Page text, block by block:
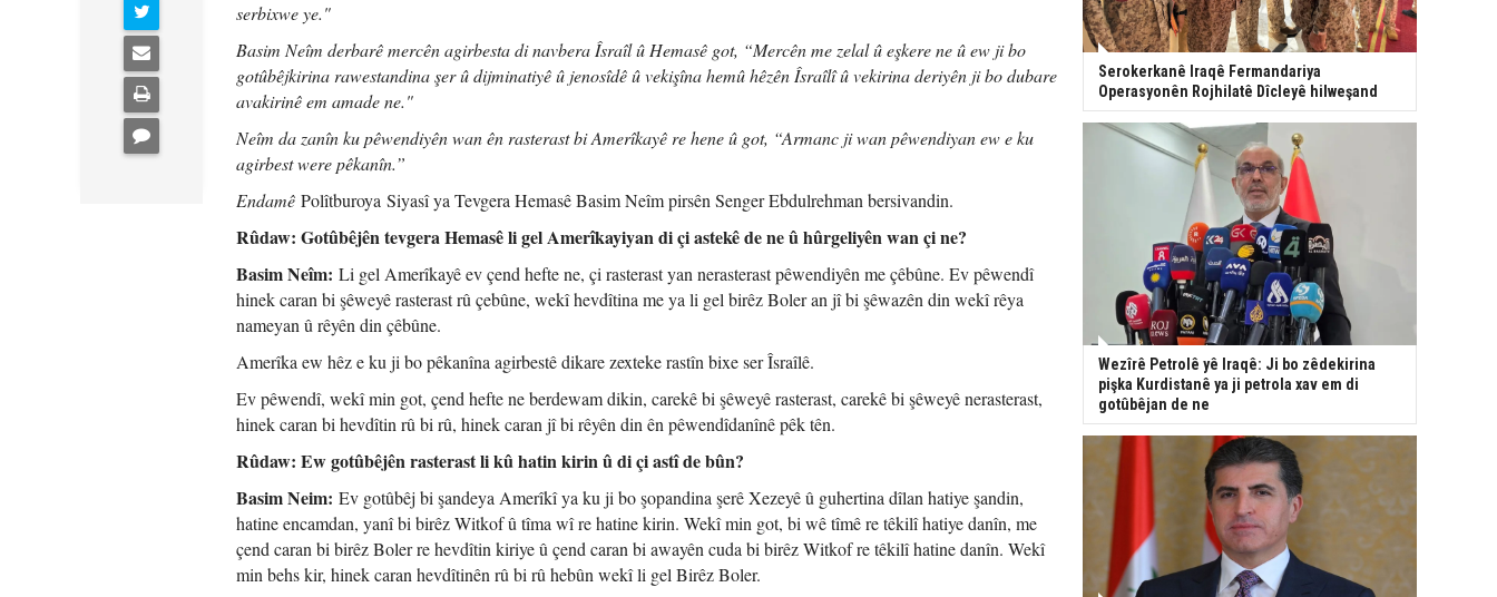
serbixwe ye."
Basim Neîm derbarê mercên agirbesta di navbera Îsraîl û Hemasê got, “Mercên me zelal û eşkere ne û ew ji bo
gotûbêjkirina rawestandina şer û dijminatiyê û jenosîdê û vekişîna hemû hêzên Îsraîlî û vekirina deriyên ji bo dubare
avakirinê em amade ne."
Neîm da zanîn ku pêwendiyên wan ên rasterast bi Amerîkayê re hene û got, “Armanc ji wan pêwendiyan ew e ku
agirbest were pêkanîn.”
Endamê Polîtburoya Siyasî ya Tevgera Hemasê Basim Neîm pirsên Senger Ebdulrehman bersivandin.
Rûdaw: Gotûbêjên tevgera Hemasê li gel Amerîkayiyan di çi astekê de ne û hûrgeliyên wan çi ne?
Basim Neîm: Li gel Amerîkayê ev çend hefte ne, çi rasterast yan nerasterast pêwendiyên me çêbûne. Ev pêwendî
hinek caran bi şêweyê rasterast rû çebûne, wekî hevdîtina me ya li gel birêz Boler an jî bi şêwazên din wekî rêya
nameyan û rêyên din çêbûne.
Amerîka ew hêz e ku ji bo pêkanîna agirbestê dikare zexteke rastîn bixe ser Îsraîlê.
Ev pêwendî, wekî min got, çend hefte ne berdewam dikin, carekê bi şêweyê rasterast, carekê bi şêweyê nerasterast,
hinek caran bi hevdîtin rû bi rû, hinek caran jî bi rêyên din ên pêwendîdanînê pêk tên.
Rûdaw: Ew gotûbêjên rasterast li kû hatin kirin û di çi astî de bûn?
Basim Neim: Ev gotûbêj bi şandeya Amerîkî ya ku ji bo şopandina şerê Xezeyê û guhertina dîlan hatiye şandin,
hatine encamdan, yanî bi birêz Witkof û tîma wî re hatine kirin. Wekî min got, bi wê tîmê re têkilî hatiye danîn, me
çend caran bi birêz Boler re hevdîtin kiriye û çend caran bi awayên cuda bi birêz Witkof re têkilî hatine danîn. Wekî
min behs kir, hinek caran hevdîtinên rû bi rû hebûn wekî li gel Birêz Boler.
Serokerkanê Iraqê Fermandariya
Operasyonên Rojhilatê Dîcleyê hilweşand
Wezîrê Petrolê yê Iraqê: Ji bo zêdekirina
pişka Kurdistanê ya ji petrola xav em di
gotûbêjan de ne